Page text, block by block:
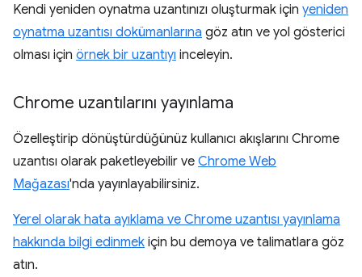
Kendi yeniden oynatma uzantınızı oluşturmak için yeniden
oynatma uzantısı dokümanlarına göz atın ve yol gösterici
olması için örnek bir uzantıyı inceleyin.
Chrome uzantılarını yayınlama
Özelleştirip dönüştürdüğünüz kullanıcı akışlarını Chrome
uzantısı olarak paketleyebilir ve Chrome Web
Mağazası'nda yayınlayabilirsiniz.
Yerel olarak hata ayıklama ve Chrome uzantısı yayınlama
hakkında bilgi edinmek için bu demoya ve talimatlara göz
atın.